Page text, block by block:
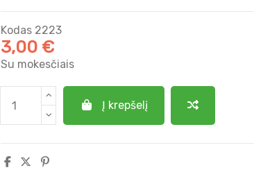
Kodas 2223
3,00 €
Su mokesčiais
Į krepšelį